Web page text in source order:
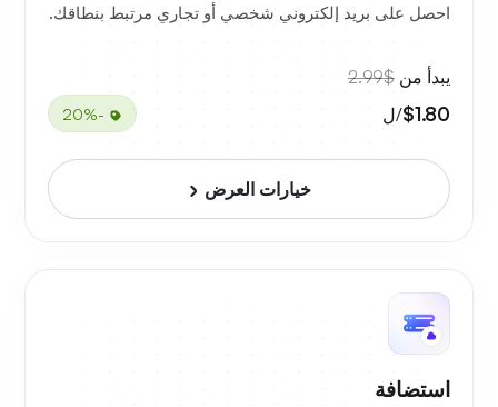
احصل على بريد إلكتروني شخصي أو تجاري مرتبط بنطاقك.
يبدأ من $2.99
$1.80/ل -20%
خيارات العرض
استضافة